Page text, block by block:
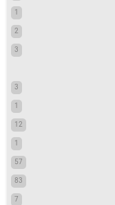
1
2
3
3
1
12
1
57
83
7